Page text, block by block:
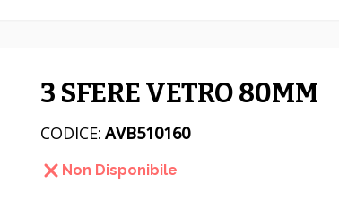
3 SFERE VETRO 80MM
CODICE: AVB510160
Non Disponibile